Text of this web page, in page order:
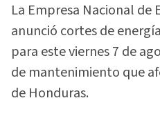
La Empresa Nacional de
anunció cortes de
para este viernes 7 de
de mantenimiento que
de Honduras.